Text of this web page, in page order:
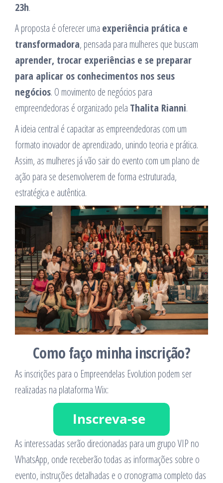
23h.
A proposta é oferecer uma experiência prática e
transformadora, pensada para mulheres que buscam
aprender, trocar experiências e se preparar
para aplicar os conhecimentos nos seus
negócios. O movimento de negócios para
empreendedoras é organizado pela Thalita Rianni.
A ideia central é capacitar as empreendedoras com um
formato inovador de aprendizado, unindo teoria e prática.
Assim, as mulheres já vão sair do evento com um plano de
ação para se desenvolverem de forma estruturada,
estratégica e autêntica.
Como faço minha inscrição?
As inscrições para o Empreendelas Evolution podem ser
realizadas na plataforma Wix:
As interessadas serão direcionadas para um grupo VIP no
WhatsApp, onde receberão todas as informações sobre o
evento, instruções detalhadas e o cronograma completo das